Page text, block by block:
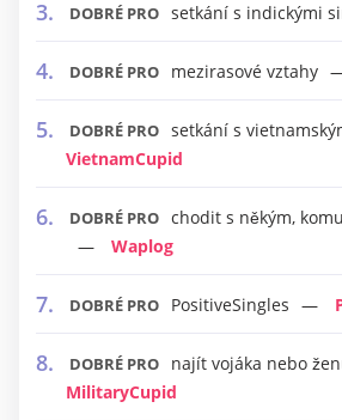
DOBRÉ PRO setkání s indickými
DOBRÉ PRO mezirasové vztahy
DOBRÉ PRO setkání s
VietnamCupid
DOBRÉ PRO chodit s někým,
Waplog
DOBRÉ PRO PositiveSingles
DOBRÉ PRO
najít vojáka nebo
MilitaryCupid